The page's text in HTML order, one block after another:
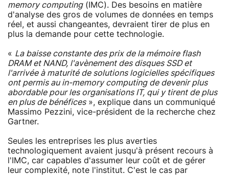
memory computing(IMC). Des besoins en matière
d'analyse des gros de volumes de données en temps
réel, et aussi changeantes, devraient tirer de plus en
plus la demande pour cette technologie.
« La baisse constante des prix de la mémoire flash
DRAM et NAND, l'avènement des disques SSD et
l'arrivée à maturité de solutions logicielles spécifiques
ont permis auin-memory computingde devenir plus
abordable pour les organisations IT, qui y tirent de plus
en plus de bénéfices», explique dans un communiqué
Massimo Pezzini, vice-président de la recherche chez
Gartner.
Seules les entreprises les plus averties
technologiquement avaient jusqu'à présent recours à
l'IMC, car capables d'assumer leur coût et de gérer
leur complexité, note l'institut. C'est le cas par